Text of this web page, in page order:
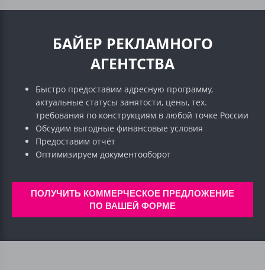
БАЙЕР РЕКЛАМНОГО
АГЕНТСТВА
Быстро предоставим адресную программу,
актуальные статусы занятости, цены, тех.
требования по конструкциям в любой точке России
Обсудим выгодные финансовые условия
Предоставим отчёт
Оптимизируем документооборот
ПОЛУЧИТЬ КОММЕРЧЕСКОЕ ПРЕДЛОЖЕНИЕ
ПО ВАШЕЙ ФОРМЕ